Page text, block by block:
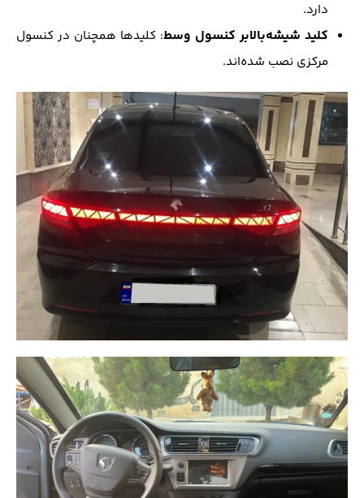
دارد.
کلید شیشه‌بالابر کنسول وسط: کلیدها همچنان در کنسول
مرکزی نصب شده‌اند.